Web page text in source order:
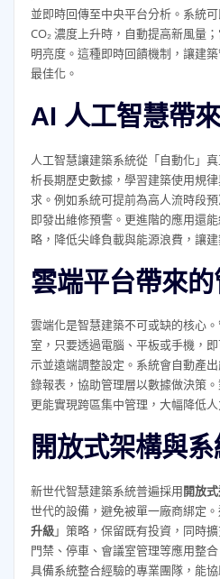
並即時回傳至中央平台分析。系統
CO₂ 濃度上升時，自動提高新風量
明亮度。這種即時回饋機制，讓建
最佳化。
AI 人工智慧帶
人工智慧讓建築系統從「自動化」
析長期歷史數據，學習建築使用規
求。例如系統可提前為高人流時段
即發出維修預警。更進階的應用還
略，降低尖峰負載與能源浪費，讓
雲端平台帶來
雲端化是智慧建築不可或缺的核心
室，只要透過電腦、平板或手機，
示並遠端調整設定。系統會自動產
錄報表，協助管理層以數據做決策
更能實現跨區集中管理，大幅降低人
開放式架構與
新世代智慧建築系統普遍採用開放
世代的設備，避免被單一廠商綁定
升級」策略，保留既有投資，同時
門禁、停車、會議室管理等應用整
具備系統整合經驗的專業團隊，能